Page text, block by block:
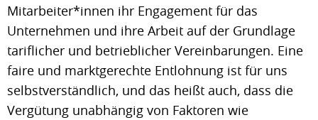
Mitarbeiter*innen ihr Engagement für das
Unternehmen und ihre Arbeit auf der Grundlage
tariflicher und betrieblicher Vereinbarungen. Eine
faire und marktgerechte Entlohnung ist für uns
selbstverständlich, und das heißt auch, dass die
Vergütung unabhängig von Faktoren wie